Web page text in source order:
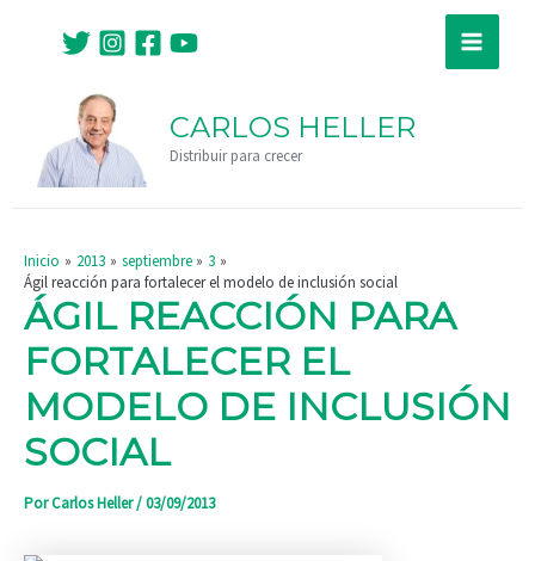
contenido
Main
CARLOS HELLER
Distribuir para crecer
Inicio 2013 septiembre
3
Ágil reacción para fortalecer el modelo de inclusión social
ÁGIL REACCIÓN PARA
FORTALECER EL
MODELO DE INCLUSIÓN
SOCIAL
PorCarlos Heller/03/09/2013
entradas